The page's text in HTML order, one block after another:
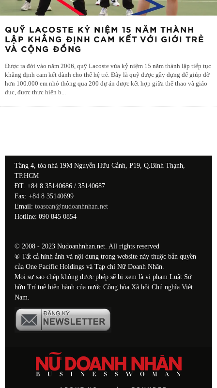
QUỸ LACOSTE KỶ NIỆM 15 NĂM THÀNH
LẬP KHẲNG ĐỊNH CAM KẾT VỚI GIỚI TRẺ
VÀ CỘNG ĐỒNG
Được ra đời vào năm 2006, quỹ Lacoste vừa kỷ niệm 15 năm thành lập tiếp tục
khẳng định cam kết dành cho thế hệ trẻ. Đây là quỹ được gầy dựng để giúp đỡ
hơn 100.000 em nhỏ thông qua 200 dự án được kết hợp giữa thể thao và giáo
dục, được thực hiện b...
Tầng 4, tòa nhà 19M Nguyễn Hữu Cảnh, P19, Q.Bình Thạnh,
TP.HCM
ĐT: +84 8 35140686 / 35140687
Fax: +84 8 35140699
Email: toasoan@nudoanhnhan.net
Hotline: 090 845 0854
© 2008 - 2023 Nudoanhnhan.net. All rights reserved
® Tất cả hình ảnh và nội dung trong website này thuộc bản quyền
của One Pacific Holdings và Tạp chí Nữ Doanh Nhân.
Mọi sự sao chép không được phép sẽ bị xem là vi phạm Luật Sở
hữu Trí tuệ hiện hành của nước Cộng hòa Xã hội Chủ nghĩa Việt
Nam.